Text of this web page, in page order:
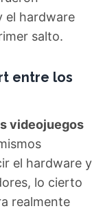
el hardware
salto.
entre los
videojuegos
el hardware y
lo cierto
realmente